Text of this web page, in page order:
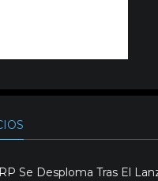
Se Desploma Tras El